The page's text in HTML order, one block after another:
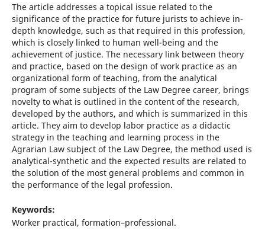
The article addresses a topical issue related to the
significance of the practice for future jurists to achieve in-
depth knowledge, such as that required in this profession,
which is closely linked to human well-being and the
achievement of justice. The necessary link between theory
and practice, based on the design of work practice as an
organizational form of teaching, from the analytical
program of some subjects of the Law Degree career, brings
novelty to what is outlined in the content of the research,
developed by the authors, and which is summarized in this
article. They aim to develop labor practice as a didactic
strategy in the teaching and learning process in the
Agrarian Law subject of the Law Degree, the method used is
analytical-synthetic and the expected results are related to
the solution of the most general problems and common in
the performance of the legal profession.
Keywords:
Worker practical, formation–professional.